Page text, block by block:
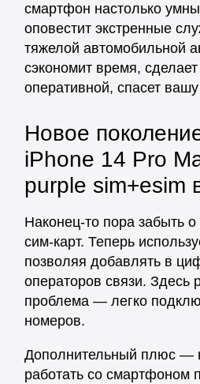
смартфон настолько
оповестит экстренные
тяжелой автомобильной
сэкономит время,
оперативной, спасет
Новое
iPhone 14 Pro
purple sim+esim
Наконец-то пора забыть
сим-карт. Теперь
позволяя добавлять в
операторов связи. Здесь
проблема — легко
номеров.
Дополнительный плюс —
работать со смартфоном